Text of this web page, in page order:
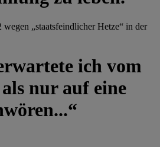
„staatsfeindlicher Hetze“ in der
ich vom
nur auf eine